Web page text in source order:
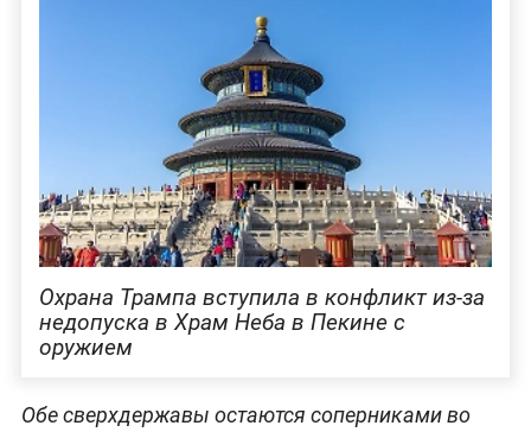
Охрана Трампа вступила в конфликт из-за
недопуска в Храм Неба в Пекине с
оружием
Обе сверхдержавы остаются соперниками во